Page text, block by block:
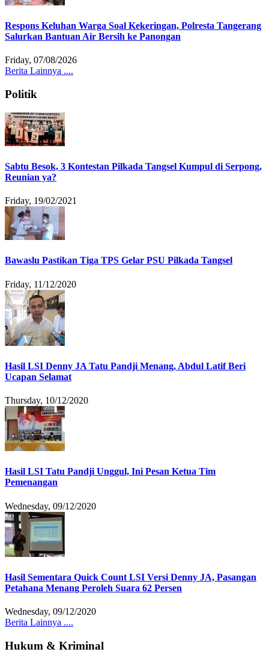
Respons Keluhan Warga Soal Kekeringan, Polresta Tangerang
Salurkan Bantuan Air Bersih ke Panongan
Friday, 07/08/2026
Berita Lainnya ....
Politik
Sabtu Besok, 3 Kontestan Pilkada Tangsel Kumpul di Serpong,
Reunian ya?
Friday, 19/02/2021
Bawaslu Pastikan Tiga TPS Gelar PSU Pilkada Tangsel
Friday, 11/12/2020
Hasil LSI Denny JA Tatu Pandji Menang, Abdul Latif Beri
Ucapan Selamat
Thursday, 10/12/2020
Hasil LSI Tatu Pandji Unggul, Ini Pesan Ketua Tim
Pemenangan
Wednesday, 09/12/2020
Hasil Sementara Quick Count LSI Versi Denny JA, Pasangan
Petahana Menang Peroleh Suara 62 Persen
Wednesday, 09/12/2020
Berita Lainnya ....
Hukum & Kriminal